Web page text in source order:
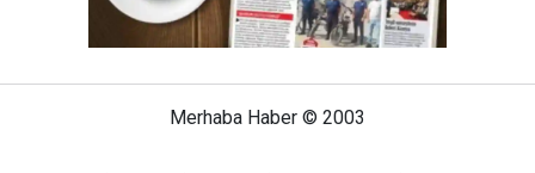
Merhaba Haber © 2003